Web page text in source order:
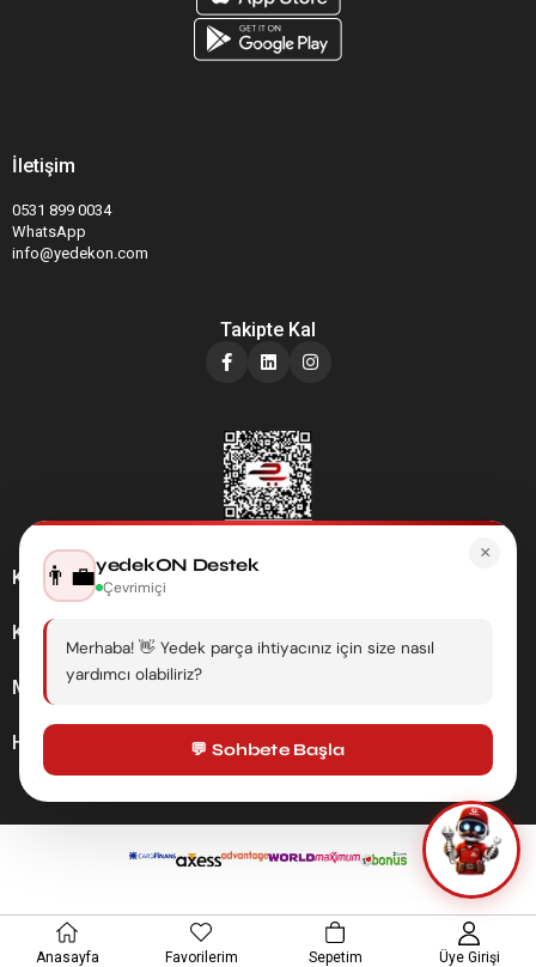
İletişim
0531 899 0034
WhatsApp
info@yedekon.com
Takipte Kal
Kategoriler
Kurumsal
Müşteri Hizmetleri
Hesabım
×
👨‍💼yedekON Destek
Çevrimiçi
Merhaba! 👋 Yedek parça ihtiyacınız için size nasıl
yardımcı olabiliriz?
💬 Sohbete Başla
Anasayfa Favorilerim Sepetim Üye Girişi